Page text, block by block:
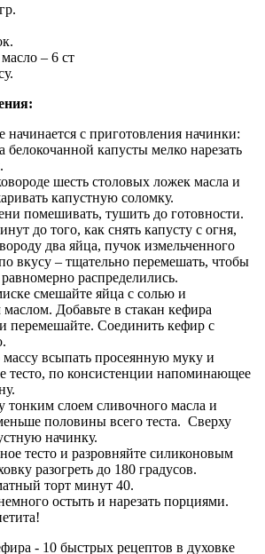
– 6 ст
начинается с приготовления начинки:
белокочанной капусты мелко нарезать
шесть столовых ложек масла и
капустную соломку.
помешивать, тушить до готовности.
до того, как снять капусту с огня,
два яйца, пучок измельченного
вкусу – тщательно перемешать, чтобы
распределились.
смешайте яйца с солью и
Добавьте в стакан кефира
перемешайте. Соединить кефир с
всыпать просеянную муку и
тесто, по консистенции напоминающее
тонким слоем сливочного масла и
половины всего теста. Сверху
начинку.
тесто и разровняйте силиконовым
разогреть до 180 градусов.
торт минут 40.
остыть и нарезать порциями.